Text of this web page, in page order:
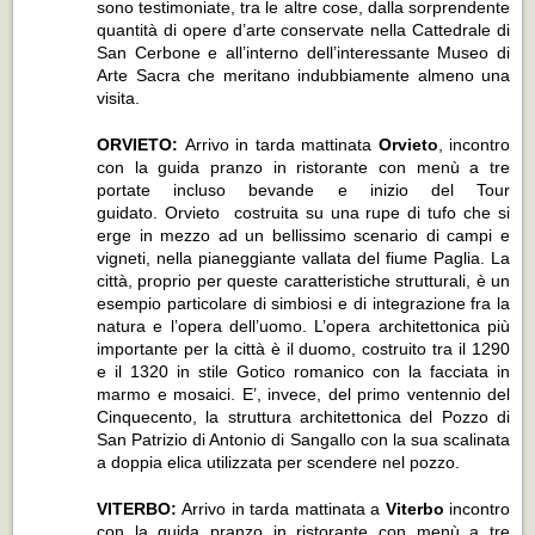
sono testimoniate, tra le altre cose, dalla sorprendente
quantità di opere d’arte conservate nella Cattedrale di
San Cerbone e all’interno dell’interessante Museo di
Arte Sacra che meritano indubbiamente almeno una
visita.
ORVIETO: Arrivo in tarda mattinata Orvieto , incontro
con la guida pranzo in ristorante con menù a tre
portate incluso bevande e inizio del Tour
guidato. Orvieto costruita su una rupe di tufo che si
erge in mezzo ad un bellissimo scenario di campi e
vigneti, nella pianeggiante vallata del fiume Paglia. La
città, proprio per queste caratteristiche strutturali, è un
esempio particolare di simbiosi e di integrazione fra la
natura e l’opera dell’uomo. L’opera architettonica più
importante per la città è il duomo, costruito tra il 1290
e il 1320 in stile Gotico romanico con la facciata in
marmo e mosaici. E’, invece, del primo ventennio del
Cinquecento, la struttura architettonica del Pozzo di
San Patrizio di Antonio di Sangallo con la sua scalinata
a doppia elica utilizzata per scendere nel pozzo.
VITERBO: Arrivo in tarda mattinata a Viterbo incontro